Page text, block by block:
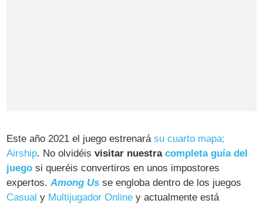
Este año 2021 el juego estrenarásu cuarto mapa;
Airship. No olvidéisvisitar nuestracompleta guía del
juego si queréis convertiros en unos impostores
expertos.Among Us se engloba dentro de los juegos
Casual y Multijugador Online y actualmente está